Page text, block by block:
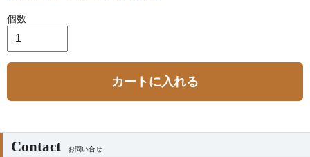
個数
カートに入れる
Contact お問い合せ